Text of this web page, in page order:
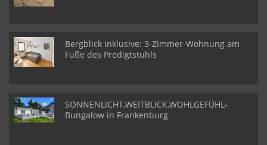
Bergblick inklusive: 3-Zimmer-Wohnung am
Fuße des Predigtstuhls
SONNENLICHT,WEITBLICK,WOHLGEFÜHL-
Bungalow in Frankenburg